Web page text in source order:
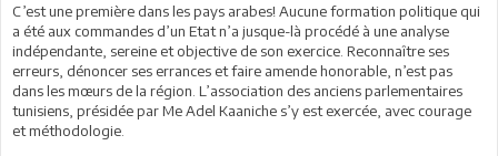
C’est une première dans les pays arabes! Aucune formation politique qui
a été aux commandes d’un Etat n’a jusque-là procédé à une analyse
indépendante, sereine et objective de son exercice. Reconnaître ses
erreurs, dénoncer ses errances et faire amende honorable, n’est pas
dans les mœurs de la région. L’association des anciens parlementaires
tunisiens, présidée par Me Adel Kaaniche s’y est exercée, avec courage
et méthodologie.